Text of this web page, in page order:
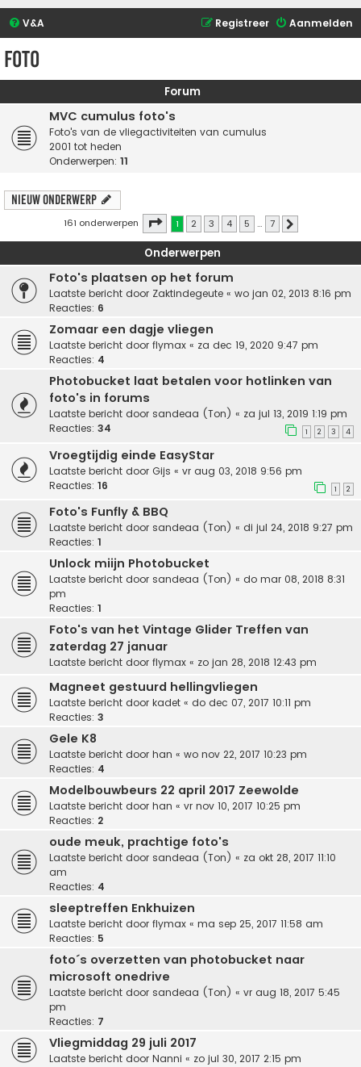
V&A Aanmelden
Registreer
foto
Forum
MVC cumulus foto's
Foto's van de vliegactiviteiten van cumulus
2001 tot heden
Onderwerpen: 11
Nieuw onderwerp
161 onderwerpen Pagina van 7
1 2 3 4 5 … 7
Onderwerpen
Foto's plaatsen op het forum
Laatste bericht door Zaktindegeute « wo jan 02, 2013 8:16 pm
Reacties: 6
Zomaar een dagje vliegen
Laatste bericht door flymax « za dec 19, 2020 9:47 pm
Reacties: 4
Photobucket laat betalen voor hotlinken van
foto's in forums
Laatste bericht door sandeaa (Ton) « za jul 13, 2019 1:19 pm
Reacties: 34 1 2 3 4
Vroegtijdig einde EasyStar
Laatste bericht door Gijs « vr aug 03, 2018 9:56 pm
Reacties: 16 1 2
Foto's Funfly & BBQ
Laatste bericht door sandeaa (Ton) « di jul 24, 2018 9:27 pm
Reacties: 1
Unlock miijn Photobucket
Laatste bericht door sandeaa (Ton) « do mar 08, 2018 8:31
pm
Reacties: 1
Foto's van het Vintage Glider Treffen van
zaterdag 27 januar
Laatste bericht door flymax « zo jan 28, 2018 12:43 pm
Magneet gestuurd hellingvliegen
Laatste bericht door kadet « do dec 07, 2017 10:11 pm
Reacties: 3
Gele K8
Laatste bericht door han « wo nov 22, 2017 10:23 pm
Reacties: 4
Modelbouwbeurs 22 april 2017 Zeewolde
Laatste bericht door han « vr nov 10, 2017 10:25 pm
Reacties: 2
oude meuk, prachtige foto's
Laatste bericht door sandeaa (Ton) « za okt 28, 2017 11:10
am
Reacties: 4
sleeptreffen Enkhuizen
Laatste bericht door flymax « ma sep 25, 2017 11:58 am
Reacties: 5
foto´s overzetten van photobucket naar
microsoft onedrive
Laatste bericht door sandeaa (Ton) « vr aug 18, 2017 5:45
pm
Reacties: 7
Vliegmiddag 29 juli 2017
Laatste bericht door Nanni « zo jul 30, 2017 2:15 pm